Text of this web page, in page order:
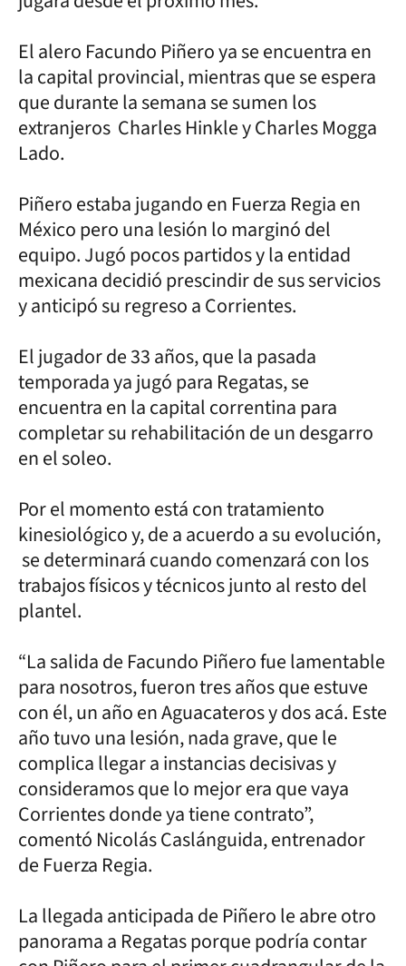
El alero Facundo Piñero ya se encuentra en
la capital provincial, mientras que se espera
que durante la semana se sumen los
extranjeros Charles Hinkle y Charles Mogga
Lado.
Piñero estaba jugando en Fuerza Regia en
México pero una lesión lo marginó del
equipo. Jugó pocos partidos y la entidad
mexicana decidió prescindir de sus servicios
y anticipó su regreso a Corrientes.
El jugador de 33 años, que la pasada
temporada ya jugó para Regatas, se
encuentra en la capital correntina para
completar su rehabilitación de un desgarro
en el soleo.
Por el momento está con tratamiento
kinesiológico y, de a acuerdo a su evolución,
se determinará cuando comenzará con los
trabajos físicos y técnicos junto al resto del
plantel.
“La salida de Facundo Piñero fue lamentable
para nosotros, fueron tres años que estuve
con él, un año en Aguacateros y dos acá. Este
año tuvo una lesión, nada grave, que le
complica llegar a instancias decisivas y
consideramos que lo mejor era que vaya
Corrientes donde ya tiene contrato”,
comentó Nicolás Caslánguida, entrenador
de Fuerza Regia.
La llegada anticipada de Piñero le abre otro
panorama a Regatas porque podría contar